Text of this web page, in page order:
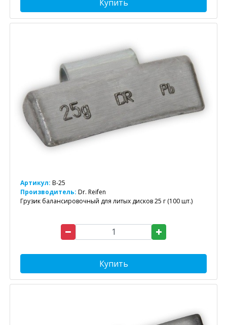
Купить
Артикул: B-25
Производитель: Dr. Reifen
Грузик балансировочный для литых дисков 25 г (100 шт.)
Купить